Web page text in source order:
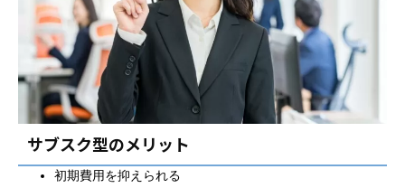
サブスク型のメリット
初期費用を抑えられる